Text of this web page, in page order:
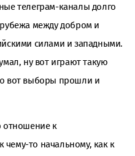
телеграм-каналы долго
между добром и
силами и западными.
ну вот играют такую
вот выборы прошли и
отношение к
то начальному, как к